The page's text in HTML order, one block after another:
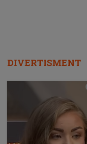
DIVERTISMENT